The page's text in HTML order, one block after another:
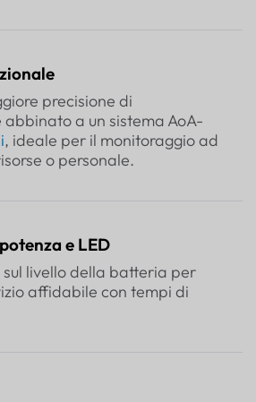
precisione di
a un sistema AoA-
, ideale per il monitoraggio ad
o personale.
e LED
sul livello della batteria per
affidabile con tempi di